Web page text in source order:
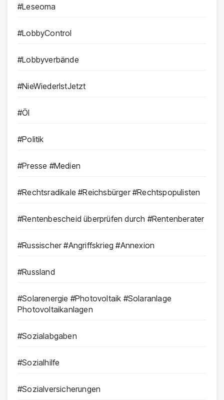
#Leseoma
#LobbyControl
#Lobbyverbände
#NieWiederIstJetzt
#Öl
#Politik
#Presse #Medien
#Rechtsradikale #Reichsbürger #Rechtspopulisten
#Rentenbescheid überprüfen durch #Rentenberater
#Russischer #Angriffskrieg #Annexion
#Russland
#Solarenergie #Photovoltaik #Solaranlage
Photovoltaikanlagen
#Sozialabgaben
#Sozialhilfe
#Sozialversicherungen